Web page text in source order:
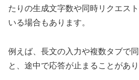
たりの生成文字数や同時リクエス
いる場合もあります。
例えば、長文の入力や複数タブで
と、途中で応答が止まることがあり